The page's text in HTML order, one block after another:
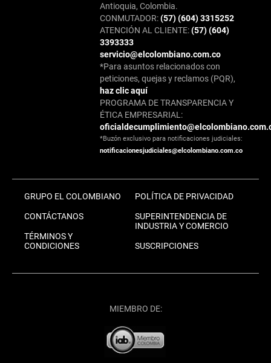
Antioquia, Colombia.
CONMUTADOR:(57) (604) 3315252
ATENCIÓN AL CLIENTE:(57) (604)
3393333
servicio@elcolombiano.com.co
*Para asuntos relacionados con
peticiones, quejas y reclamos (PQR),
haz clic aquí
PROGRAMA DE TRANSPARENCIA Y
ÉTICA EMPRESARIAL:
*Buzón exclusivo para notificaciones judiciales:
notificacionesjudiciales@elcolombiano.com.co
GRUPO EL COLOMBIANO
CONTÁCTANOS
TÉRMINOS Y
CONDICIONES
POLÍTICA DE PRIVACIDAD
SUPERINTENDENCIA DE
INDUSTRIA Y COMERCIO
SUSCRIPCIONES
MIEMBRO DE: